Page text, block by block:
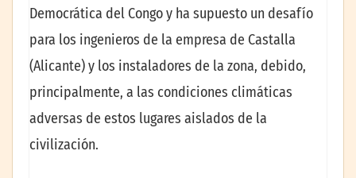
Democrática del Congo y ha supuesto un desafío
para los ingenieros de la empresa de Castalla
(Alicante) y los instaladores de la zona, debido,
principalmente, a las condiciones climáticas
adversas de estos lugares aislados de la
civilización.